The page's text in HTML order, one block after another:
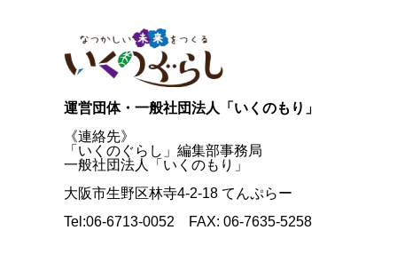
運営団体・一般社団法人「いくのもり」
《連絡先》
「いくのぐらし」編集部事務局
一般社団法人「いくのもり」
大阪市生野区林寺4-2-18 てんぷらー
Tel:06-6713-0052 FAX: 06-7635-5258